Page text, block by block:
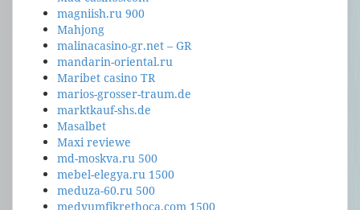
magniish.ru 900
Mahjong
malinacasino-gr.net – GR
mandarin-oriental.ru
Maribet casino TR
marios-grosser-traum.de
marktkauf-shs.de
Masalbet
Maxi reviewe
md-moskva.ru 500
mebel-elegya.ru 1500
meduza-60.ru 500
medyumfikrethoca.com 1500